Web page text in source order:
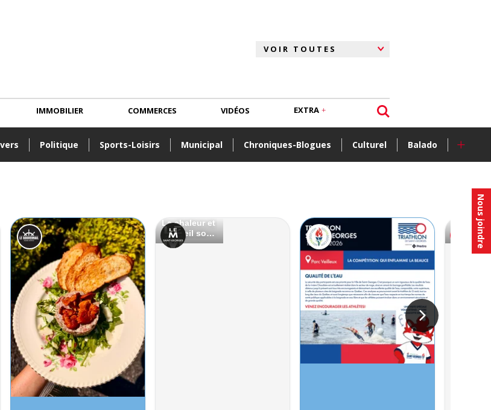
Nous joindre
Politique Sports-Loisirs Municipal Chroniques-Blogues Culturel Balado +
IMMOBILIER COMMERCES VIDÉOS EXTRA